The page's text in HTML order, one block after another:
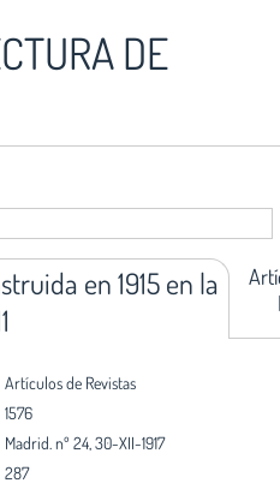
DE
en 1915 en la
Artículos de Revistas
1576
Madrid. nº 24, 30-XII-1917
287